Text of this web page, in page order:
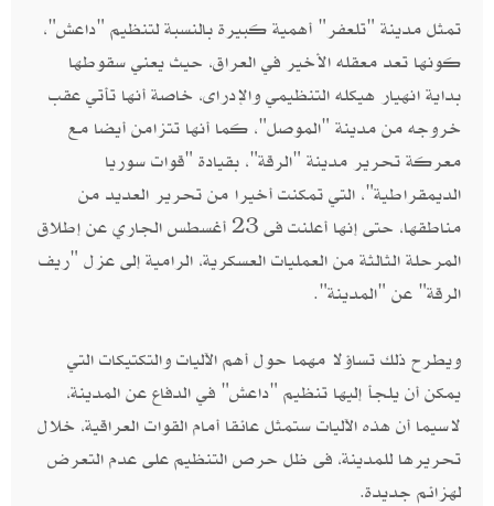
تمثل مدينة "تلعفر" أهمية كبيرة بالنسبة لتنظيم "داعش"،
كونها تعد معقله الأخير في العراق، حيث يعني سقوطها
بداية انهيار هيكله التنظيمي والإدراى، خاصة أنها تأتي عقب
خروجه من مدينة "الموصل"، كما أنها تتزامن أيضا مع
معركة تحرير مدينة "الرقة"، بقيادة "قوات سوريا
الديمقراطية"، التي تمكنت أخيرا من تحرير العديد من
مناطقها، حتى إنها أعلنت فى 23 أغسطس الجاري عن إطلاق
المرحلة الثالثة من العمليات العسكرية، الرامية إلى عزل "ريف
الرقة" عن "المدينة".
ويطرح ذلك تساؤلا مهما حول أهم الآليات والتكتيكات التي
يمكن أن يلجأ إليها تنظيم "داعش" في الدفاع عن المدينة،
لاسيما أن هذه الآليات ستمثل عائقا أمام القوات العراقية، خلال
تحريرها للمدينة، فى ظل حرص التنظيم على عدم التعرض
لهزائم جديدة.